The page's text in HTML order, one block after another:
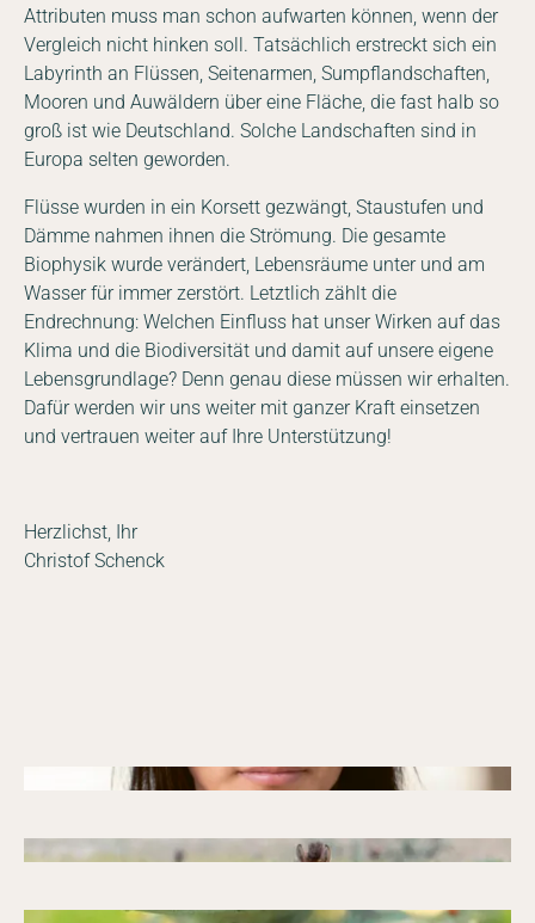
Attributen muss man schon aufwarten können, wenn der
Vergleich nicht hinken soll. Tatsächlich erstreckt sich ein
Labyrinth an Flüssen, Seitenarmen, Sumpflandschaften,
Mooren und Auwäldern über eine Fläche, die fast halb so
groß ist wie Deutschland. Solche Landschaften sind in
Europa selten geworden.
Flüsse wurden in ein Korsett gezwängt, Staustufen und
Dämme nahmen ihnen die Strömung. Die gesamte
Biophysik wurde verändert, Lebensräume unter und am
Wasser für immer zerstört. Letztlich zählt die
Endrechnung: Welchen Einfluss hat unser Wirken auf das
Klima und die Biodiversität und damit auf unsere eigene
Lebensgrundlage? Denn genau diese müssen wir erhalten.
Dafür werden wir uns weiter mit ganzer Kraft einsetzen
und vertrauen weiter auf Ihre Unterstützung!
Herzlichst, Ihr
Christof Schenck
GORILLA Magazin: Generation
GORILLA Magazin: Naturschutz in